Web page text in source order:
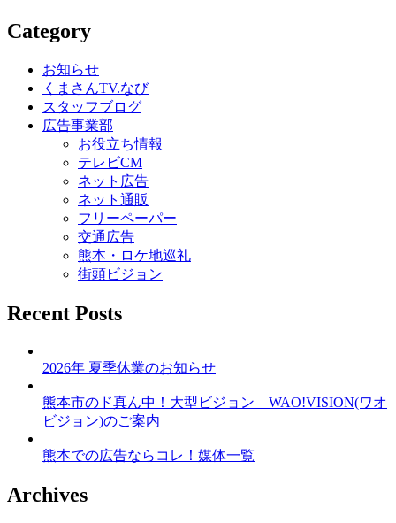
ナ
Category
お知らせ
くまさんTV.なび
スタッフブログ
広告事業部
お役立ち情報
テレビCM
ネット広告
ネット通販
フリーペーパー
交通広告
熊本・ロケ地巡礼
街頭ビジョン
Recent Posts
2026年 夏季休業のお知らせ
熊本市のド真ん中！大型ビジョン WAO!VISION(ワオ
ビジョン)のご案内
熊本での広告ならコレ！媒体一覧
Archives